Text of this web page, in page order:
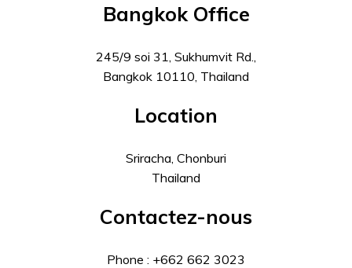
Bangkok Office
245/9 soi 31, Sukhumvit Rd.,
Bangkok 10110, Thailand
Location
Sriracha, Chonburi
Thailand
Contactez-nous
Phone : +662 662 3023